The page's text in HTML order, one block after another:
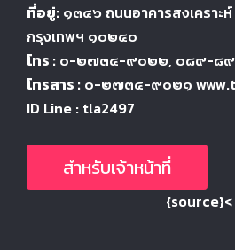
ที่อยู่: ๑๓๔๖ ถนนอาคารสงเคราะ
กรุงเทพฯ ๑๐๒๔๐
โทร : ๐-๒๗๓๔-๙๐๒๒, ๐๘๙-๘
โทรสาร : ๐-๒๗๓๔-๙๐๒๑
ID Line : tla2497
สำหรับเจ้าหน้าที่
{source}<